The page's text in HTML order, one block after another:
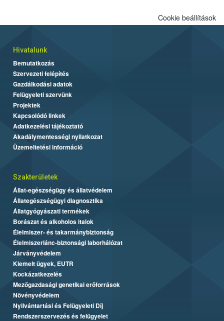
Cookie beállítások
Hivatalunk
Bemutatkozás
Szervezeti felépítés
Gazdálkodási adatok
Felügyeleti szervünk
Projektek
Kapcsolódó linkek
Adatkezelési tájékoztató
Akadálymentességi nyilatkozat
Üzemeltetési információ
Szakterületek
Állat-egészségügy és állatvédelem
Állategészségügyi diagnosztika
Állatgyógyászati termékek
Borászat és alkoholos italok
Élelmiszer- és takarmánybiztonság
Élelmiszerlánc-biztonsági laborhálózat
Járványvédelem
Kiemelt ügyek, EUTR
Kockázatkezelés
Mezőgazdasági genetikai erőforrások
Növényvédelem
Nyilvántartási és Felügyeleti Díj
Rendszerszervezés és felügyelet